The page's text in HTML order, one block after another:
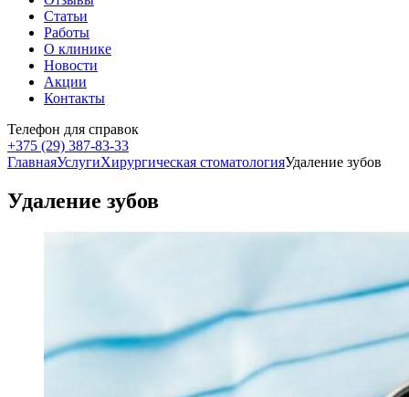
Статьи
Работы
О клинике
Новости
Акции
Контакты
Телефон для справок
+375 (29) 387-83-33
ГлавнаяУслугиХирургическая стоматологияУдаление зубов
Удаление зубов